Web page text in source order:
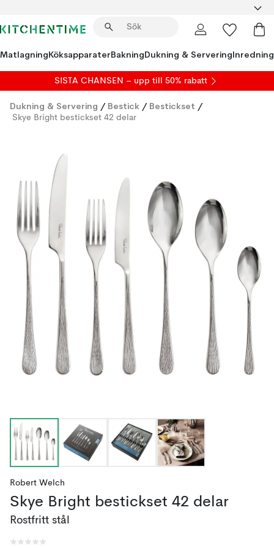
MatlagningKöksapparaterBakningDukning & ServeringInredning
SISTA CHANSEN – upp till 50% rabatt
Dukning & Servering / Bestick / Bestickset /
Skye Bright bestickset 42 delar
Robert Welch
Skye Bright bestickset 42 delar
Rostfritt stål